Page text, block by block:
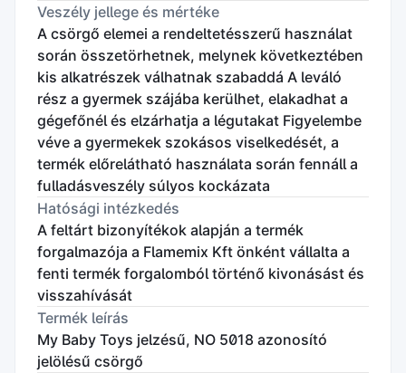
Veszély jellege és mértéke
A csörgő elemei a rendeltetésszerű használat
során összetörhetnek, melynek következtében
kis alkatrészek válhatnak szabaddá A leváló
rész a gyermek szájába kerülhet, elakadhat a
gégefőnél és elzárhatja a légutakat Figyelembe
véve a gyermekek szokásos viselkedését, a
termék előrelátható használata során fennáll a
fulladásveszély súlyos kockázata
Hatósági intézkedés
A feltárt bizonyítékok alapján a termék
forgalmazója a Flamemix Kft önként vállalta a
fenti termék forgalomból történő kivonásást és
visszahívását
Termék leírás
My Baby Toys jelzésű, NO 5018 azonosító
jelölésű csörgő